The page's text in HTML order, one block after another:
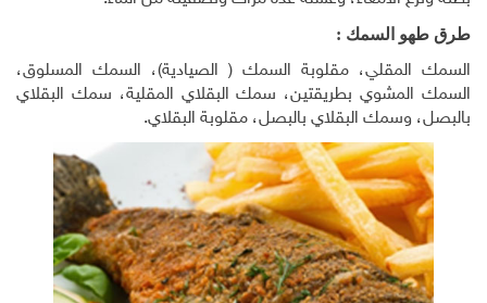
طرق طهو السمك :
السمك المقلي، مقلوبة السمك ( الصيادية)، السمك المسلوق،
السمك المشوي بطريقتين، سمك البقلاي المقلية، سمك البقلاي
بالبصل، وسمك البقلاي بالبصل، مقلوبة البقلاي.